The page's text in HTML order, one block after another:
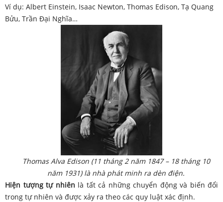
Ví dụ: Albert Einstein, Isaac Newton, Thomas Edison, Tạ Quang
Bửu, Trần Đại Nghĩa…
Thomas Alva Edison (11 tháng 2 năm 1847 – 18 tháng 10
năm 1931) là nhà phát minh ra dèn điện.
Hiện tượng tự nhiên là tất cả những chuyển động và biến đổi
trong tự nhiên và được xảy ra theo các quy luật xác định.